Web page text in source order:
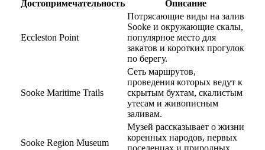
Достопримечательность Описание
Eccleston Point
Потрясающие виды на залив
Sooke и окружающие скалы,
популярное место для
закатов и коротких прогулок
по берегу.
Sooke Maritime Trails
Сеть маршрутов,
проведения которых ведут к
скрытым бухтам, скалистым
утесам и живописным
заливам.
Sooke Region Museum
Музей рассказывает о жизни
коренных народов, первых
поселенцах и природных